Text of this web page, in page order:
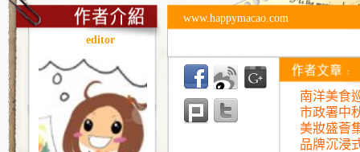
editor
www.happymacao.com
南洋美食
市政署中
美妝盛薈
品牌沉浸